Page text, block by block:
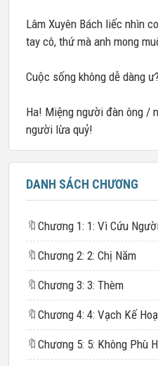
Lâm Xuyên Bách liếc nhìn
tay cô, thứ mà anh mong
Cuộc sống không dễ dàng ư?
Ha! Miệng người đàn ông /
người lừa quỷ!
DANH SÁCH CHƯƠNG
🔖 Chương 1: 1: Vì Cứu
🔖 Chương 2: 2: Chị Năm
🔖 Chương 3: 3: Thèm
🔖 Chương 4: 4: Vạch Kế
🔖 Chương 5: 5: Không Phù